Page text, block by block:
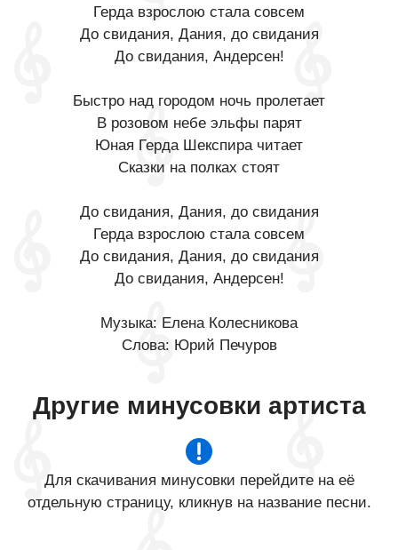
Герда взрослою стала совсем
До свидания, Дания, до свидания
До свидания, Андерсен!
Быстро над городом ночь пролетает
В розовом небе эльфы парят
Юная Герда Шекспира читает
Сказки на полках стоят
До свидания, Дания, до свидания
Герда взрослою стала совсем
До свидания, Дания, до свидания
До свидания, Андерсен!
Музыка: Елена Колесникова
Слова: Юрий Печуров
Другие минусовки артиста
Для скачивания минусовки перейдите на её
отдельную страницу, кликнув на название песни.